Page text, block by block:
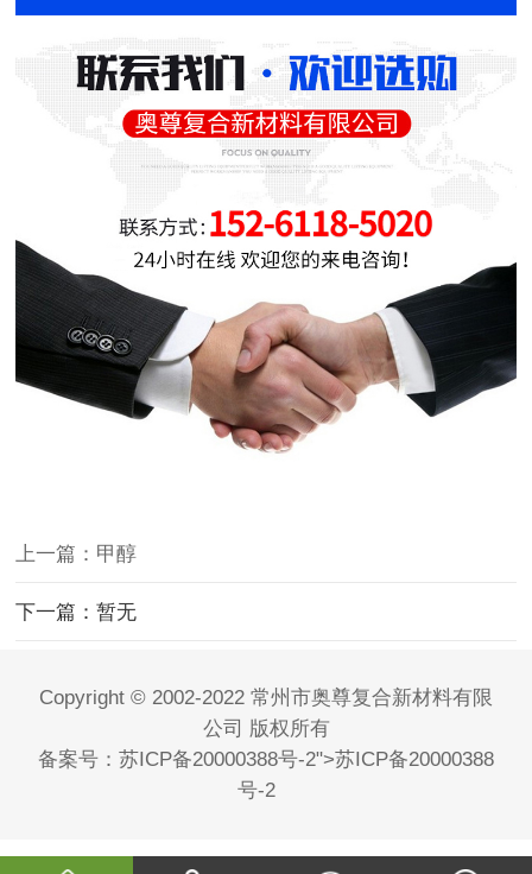
上一篇：甲醇
下一篇：暂无
Copyright © 2002-2022 常州市奥尊复合新材料有限
公司 版权所有
备案号： 苏ICP备20000388号-2">苏ICP备20000388
号-2